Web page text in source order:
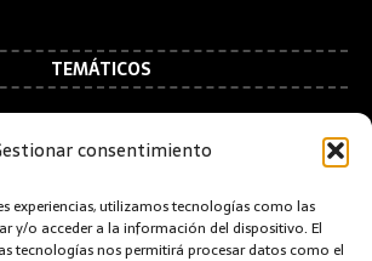
consentimiento
experiencias, utilizamos tecnologías como las
y/o acceder a la información del dispositivo. El
tecnologías nos permitirá procesar datos como el
TEMÁTICOS